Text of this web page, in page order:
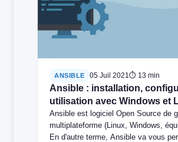
ANSIBLE 05 Juil 2021⏱ 13 min
Ansible : installation,
utilisation avec Windows et
Ansible est logiciel Open Source de
multiplateforme (Linux, Windows,
En d'autre terme, Ansible va vous